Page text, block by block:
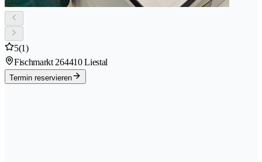
5(1)
Fischmarkt 264410 Liestal
Termin reservieren